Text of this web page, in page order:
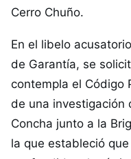
Cerro Chuño.
En el libelo
de Garantía, se
contempla el Código
de una investigación
Concha junto a la
la que estableció